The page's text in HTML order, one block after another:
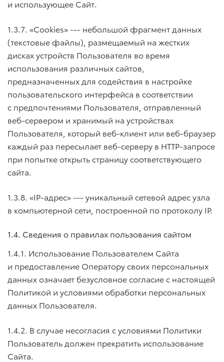
и использующее Сайт.
1.3.7. «Cookies» --- небольшой фрагмент данных
(текстовые файлы), размещаемый на жестких
дисках устройств Пользователя во время
использования различных сайтов,
предназначенных для содействия в настройке
пользовательского интерфейса в соответствии
с предпочтениями Пользователя, отправленный
веб-сервером и хранимый на устройствах
Пользователя, который веб-клиент или веб-браузер
каждый раз пересылает веб-серверу в HTTP-запросе
при попытке открыть страницу соответствующего
сайта.
1.3.8. «IP-адрес» --- уникальный сетевой адрес узла
в компьютерной сети, построенной по протоколу IP.
1.4. Сведения о правилах пользования сайтом
1.4.1. Использование Пользователем Сайта
и предоставление Оператору своих персональных
данных означает безусловное согласие с настоящей
Политикой и условиями обработки персональных
данных Пользователя.
1.4.2. В случае несогласия с условиями Политики
Пользователь должен прекратить использование
Сайта.